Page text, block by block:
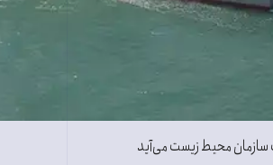
سازمان محیط زیست می‌آید